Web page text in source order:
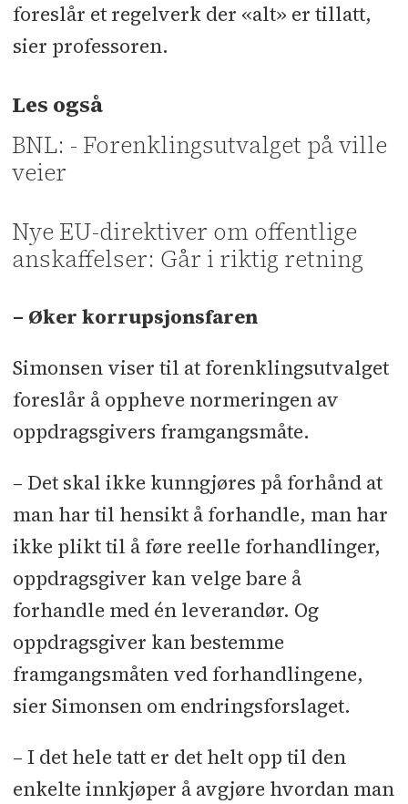
foreslår et regelverk der «alt» er tillatt,
sier professoren.
Les også
BNL: - Forenklingsutvalget på ville
veier
Nye EU-direktiver om offentlige
anskaffelser: Går i riktig retning
– Øker korrupsjonsfaren
Simonsen viser til at forenklingsutvalget
foreslår å oppheve normeringen av
oppdragsgivers framgangsmåte.
– Det skal ikke kunngjøres på forhånd at
man har til hensikt å forhandle, man har
ikke plikt til å føre reelle forhandlinger,
oppdragsgiver kan velge bare å
forhandle med én leverandør. Og
oppdragsgiver kan bestemme
framgangsmåten ved forhandlingene,
sier Simonsen om endringsforslaget.
– I det hele tatt er det helt opp til den
enkelte innkjøper å avgjøre hvordan man